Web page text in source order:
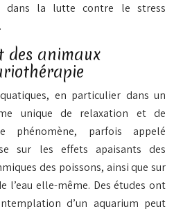
dans la lutte contre le stress
des animaux
en particulier dans un
unique de relaxation et de
phénomène, parfois appelé
sur les effets apaisants des
des poissons, ainsi que sur
l’eau elle-même. Des études ont
d’un aquarium peut